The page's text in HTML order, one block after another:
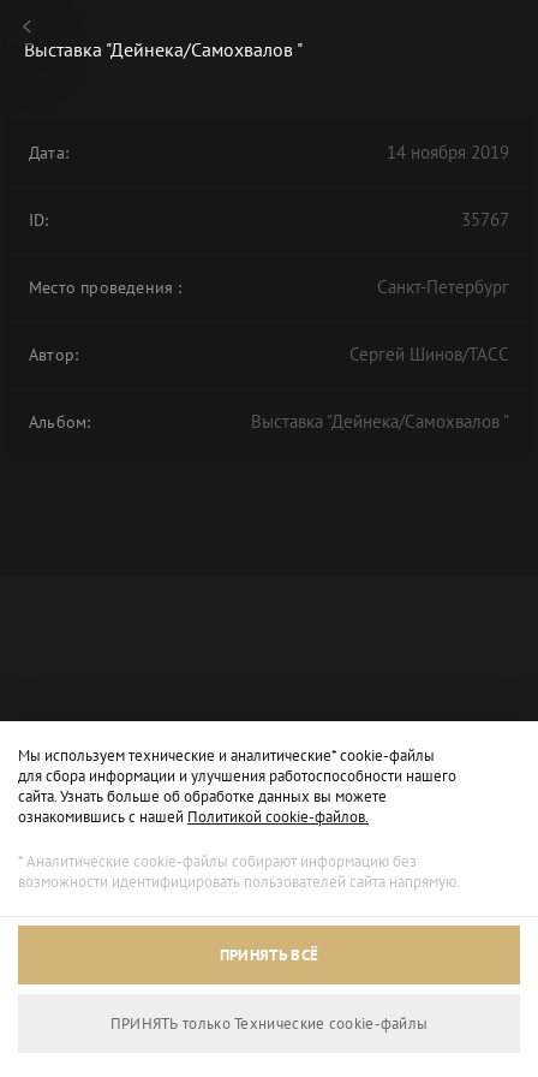
В АРХИВЕ
Архивный режим
Выставка "Дейнека/Самохвалов "
Дата: 14 ноября 2019
ID: 35767
Место проведения : Санкт-Петербург
Автор: Сергей Шинов/ТАСС
Альбом: Выставка "Дейнека/Самохвалов "
Мы используем технические и аналитические* cookie-файлы
для сбора информации и улучшения работоспособности нашего
сайта. Узнать больше об обработке данных вы можете
ознакомившись с нашей Политикой cookie-файлов.
* Аналитические cookie-файлы собирают информацию без
возможности идентифицировать пользователей сайта напрямую.
ПРИНЯТЬ ВСЁ
ПРИНЯТЬ только Технические сookie-файлы